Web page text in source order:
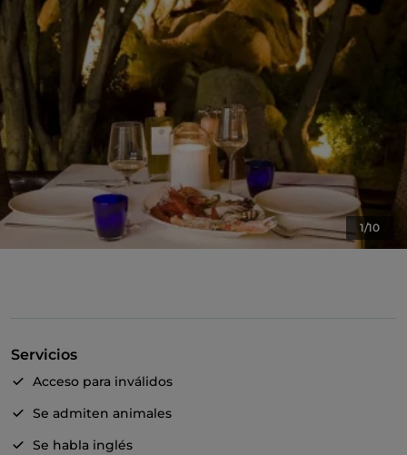
1/10
Servicios
Acceso para inválidos
Se admiten animales
Se habla inglés